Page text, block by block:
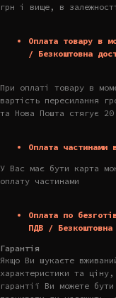
грн і вище, в
Оплата товару в
/ Безкоштовна
При оплаті товару в
вартість пересилання
та Нова Пошта стягує
Оплата частинами
У Вас має бути карта
оплату частинами
Оплата по
ПДВ / Безкоштовна
Гарантія
Якщо Ви шукаєте
характеристики та
гарантії Ви можете